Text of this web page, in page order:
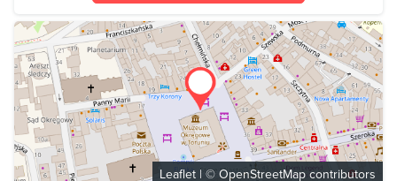
Leaflet | © OpenStreetMapcontributors